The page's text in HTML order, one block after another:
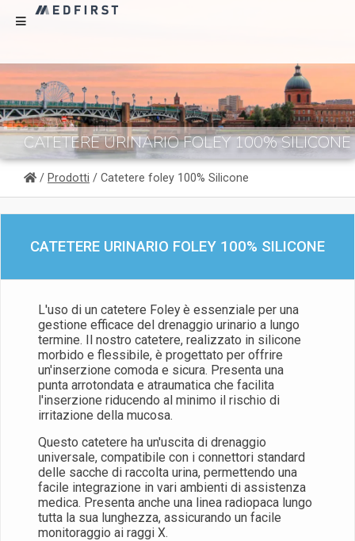
CATETERE URINARIO FOLEY 100% SILICONE
/ Prodotti / Catetere foley 100% Silicone
CATETERE URINARIO FOLEY 100% SILICONE
L'uso di un catetere Foley è essenziale per una
gestione efficace del drenaggio urinario a lungo
termine. Il nostro catetere, realizzato in silicone
morbido e flessibile, è progettato per offrire
un'inserzione comoda e sicura. Presenta una
punta arrotondata e atraumatica che facilita
l'inserzione riducendo al minimo il rischio di
irritazione della mucosa.
Questo catetere ha un'uscita di drenaggio
universale, compatibile con i connettori standard
delle sacche di raccolta urina, permettendo una
facile integrazione in vari ambienti di assistenza
medica. Presenta anche una linea radiopaca lungo
tutta la sua lunghezza, assicurando un facile
monitoraggio ai raggi X.